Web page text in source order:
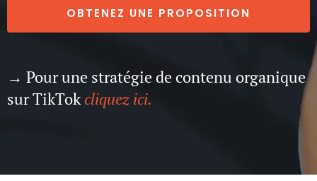
OBTENEZ UNE PROPOSITION
→ Pour une stratégie de contenu organique
sur TikTokcliquez ici.